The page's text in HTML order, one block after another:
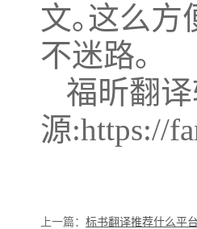
文｡这么方
不迷路｡
福昕翻
源:https://
上一篇： 标书翻译推荐什么平台